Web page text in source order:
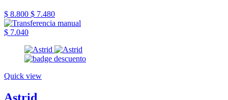
$ 8.800 $ 7.480
$ 7.040
Quick view